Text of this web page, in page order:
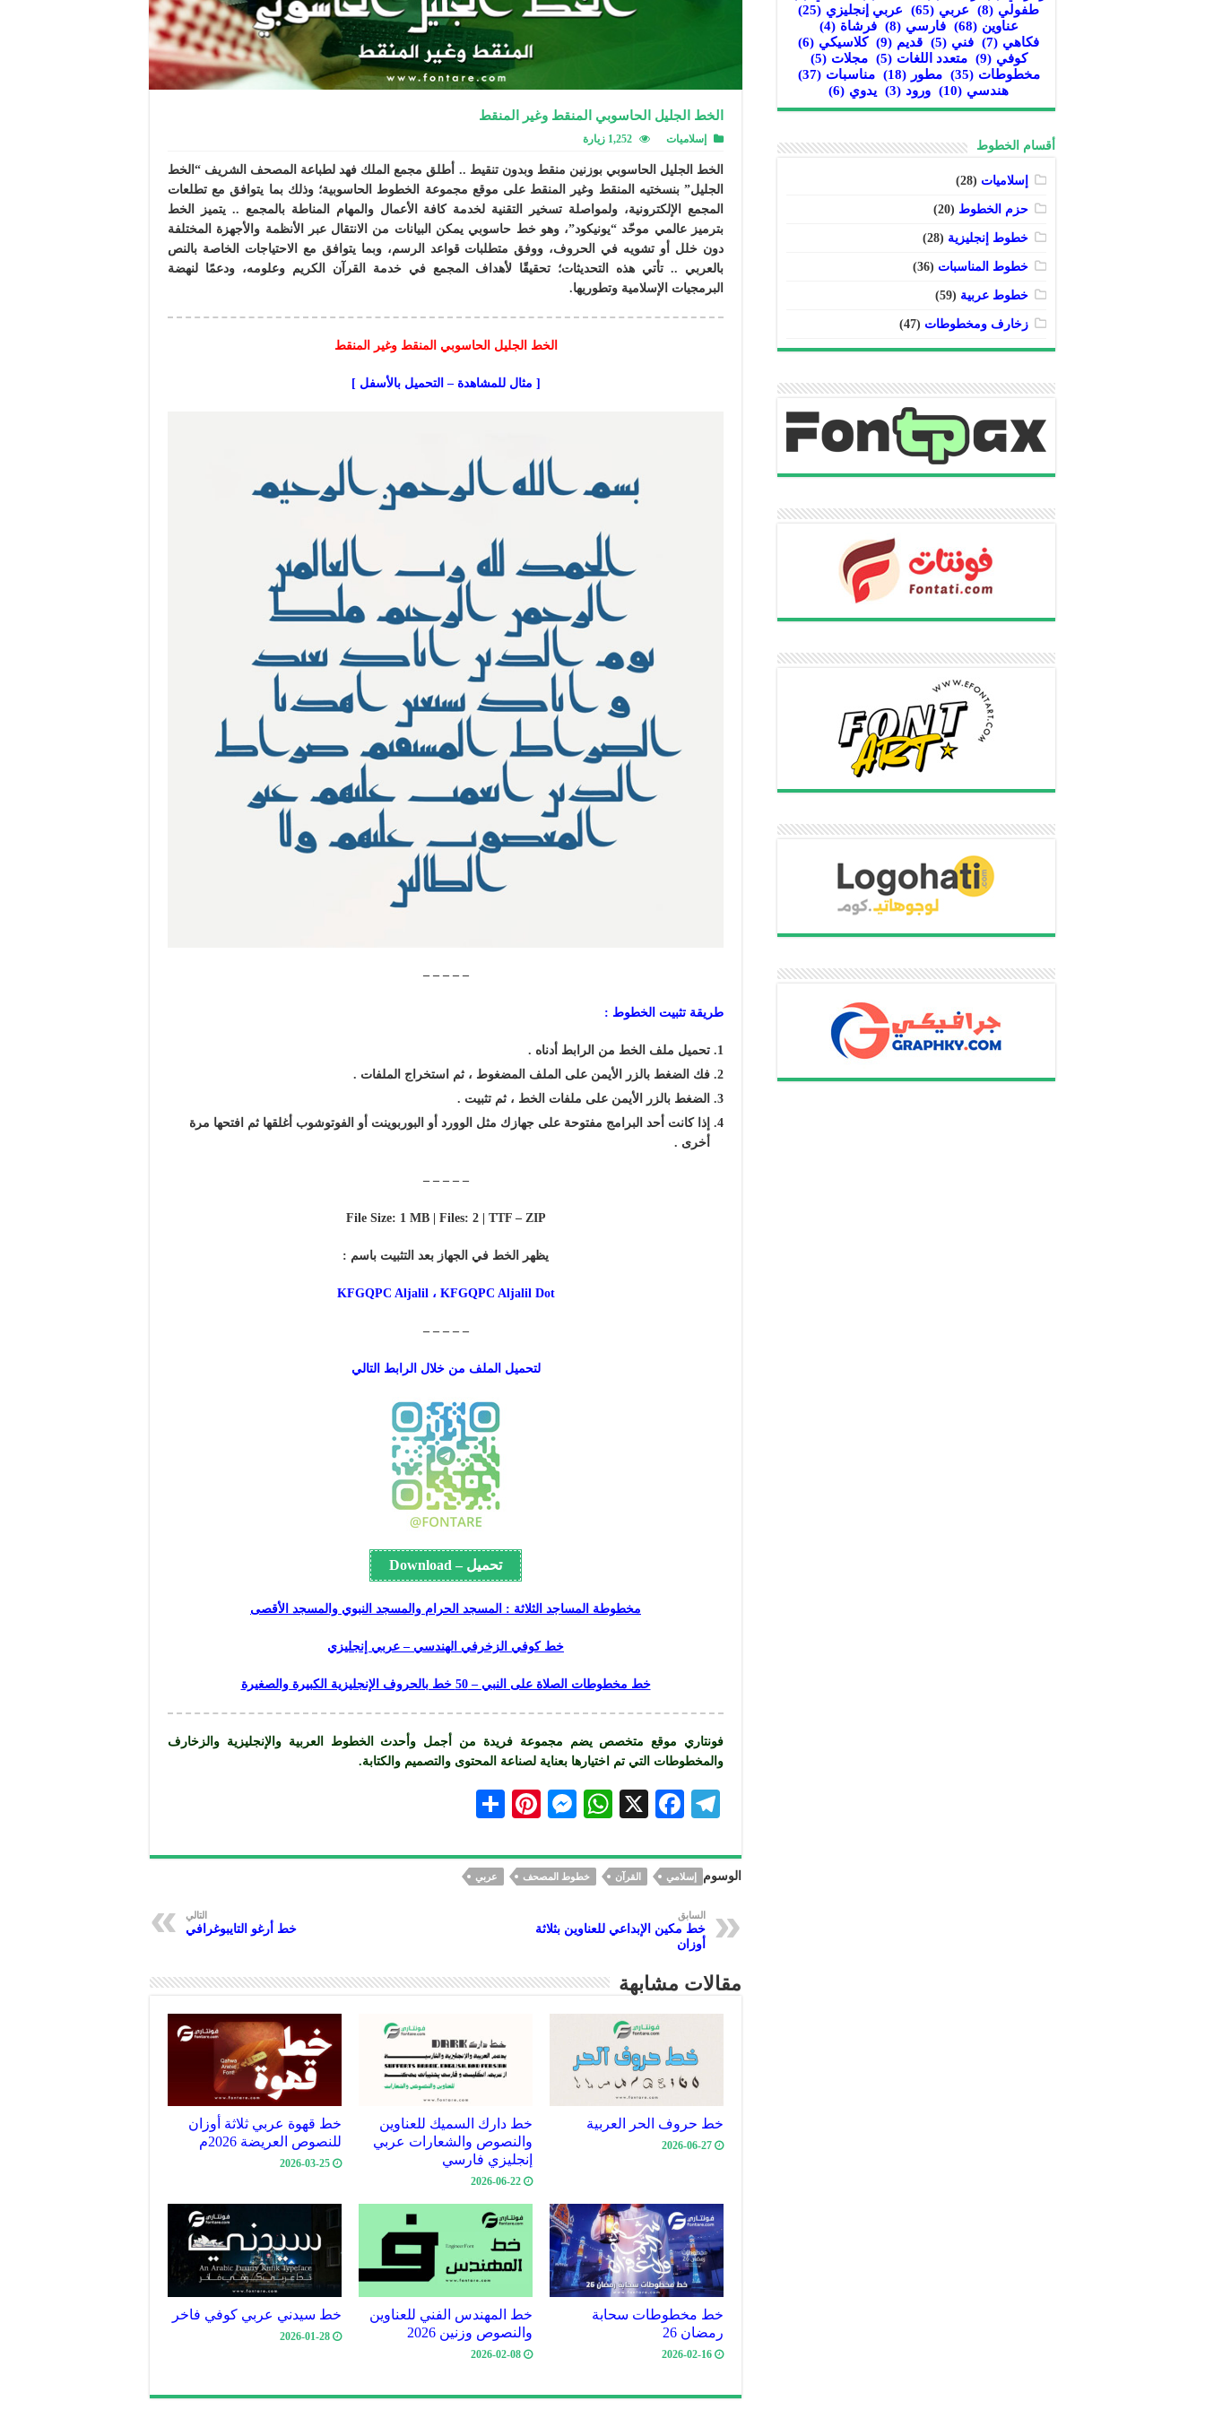
الخط الجليل الحاسوبي المنقط وغير المنقط
إسلاميات 1,252 زيارة
الخط الجليل الحاسوبي بوزنين منقط وبدون تنقيط .. أطلق مجمع الملك فهد لطباعة المصحف الشريف “الخط
الجليل” بنسختيه المنقط وغير المنقط على موقع مجموعة الخطوط الحاسوبية؛ وذلك بما يتوافق مع تطلعات
المجمع الإلكترونية، ولمواصلة تسخير التقنية لخدمة كافة الأعمال والمهام المناطة بالمجمع .. يتميز الخط
بترميز عالمي موحّد “يونيكود”، وهو خط حاسوبي يمكن البيانات من الانتقال عبر الأنظمة والأجهزة المختلفة
دون خلل أو تشويه في الحروف، ووفق متطلبات قواعد الرسم، وبما يتوافق مع الاحتياجات الخاصة بالنص
بالعربي .. تأتي هذه التحديثات؛ تحقيقًا لأهداف المجمع في خدمة القرآن الكريم وعلومه، ودعمًا لنهضة
البرمجيات الإسلامية وتطوريها.
الخط الجليل الحاسوبي المنقط وغير المنقط
[ مثال للمشاهدة – التحميل بالأسفل ]
– – – – –
طريقة تثبيت الخطوط :
تحميل ملف الخط من الرابط أدناه .
فك الضغط بالزر الأيمن على الملف المضغوط ، ثم استخراج الملفات .
الضغط بالزر الأيمن على ملفات الخط ، ثم تثبيت .
إذا كانت أحد البرامج مفتوحة على جهازك مثل الوورد أو البوربوينت أو الفوتوشوب أغلقها ثم افتحها مرة
أخرى .
– – – – –
File Size: 1 MB | Files: 2 | TTF – ZIP
يظهر الخط في الجهاز بعد التثبيت باسم :
KFGQPC Aljalil ، KFGQPC Aljalil Dot
– – – – –
لتحميل الملف من خلال الرابط التالي
تحميل – Download
مخطوطة المساجد الثلاثة : المسجد الحرام والمسجد النبوي والمسجد الأقصى
خط كوفي الزخرفي الهندسي – عربي إنجليزي
خط مخطوطات الصلاة على النبي – 50 خط بالحروف الإنجليزية الكبيرة والصغيرة
فونتاري موقع متخصص يضم مجموعة فريدة من أجمل وأحدث الخطوط العربية والإنجليزية والزخارف
والمخطوطات التي تم اختيارها بعناية لصناعة المحتوى والتصميم و الكتابة.
Te
gr
a
m
F
eb
oo
k
X
W
at
s
p
p
M
se
n
ge
Pi
er
es
ar
e
الوسوم إسلامي القرآن خطوط المصحف عربي
السابق
خط مكين الإبداعي للعناوين بثلاثة
أوزان
التالي
خط أرغو التايبوغرافي
مقالات مشابهة
خط حروف الحر العربية
2026-06-27
خط دارك السميك للعناوين
والنصوص والشعارات عربي
إنجليزي فارسي
2026-06-22
خط قهوة عربي ثلاثة أوزان
للنصوص العريضة 2026م
2026-03-25
خط مخطوطات سحابة
رمضان 26
2026-02-16
خط المهندس الفني للعناوين
والنصوص وزنين 2026
2026-02-08
خط سيدني عربي كوفي فاخر
2026-01-28
طفولي (8) عربي (65) عربي إنجليزي (25)
عناوين (68) فارسي (8) فرشاة (4)
فكاهي (7) فني (5) قديم (9) كلاسيكي (6)
كوفي (9) متعدد اللغات (5) مجلات (5)
مخطوطات (35) مطور (18) مناسبات (37)
هندسي (10) ورود (3) يدوي (6)
أقسام الخطوط
إسلاميات (28)
حزم الخطوط (20)
خطوط إنجليزية (28)
خطوط المناسبات (36)
خطوط عربية (59)
زخارف ومخطوطات (47)